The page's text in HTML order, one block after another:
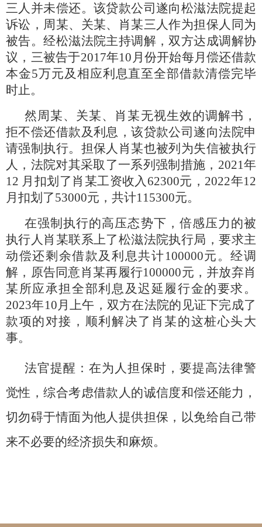
三人并未偿还。该贷款公司遂向松滋法院提起
诉讼，周某、关某、肖某三人作为担保人同为
被告。经松滋法院主持调解，双方达成调解协
议，三被告于2017年10月份开始每月偿还借款
本金5万元及相应利息直至全部借款清偿完毕
时止。
然周某、关某、肖某无视生效的调解书，
拒不偿还借款及利息，该贷款公司遂向法院申
请强制执行。担保人肖某也被列为失信被执行
人，法院对其采取了一系列强制措施， 2021年
12 月扣划了肖某工资收入62300元，2022年12
月扣划了53000元，共计115300元。
在强制执行的高压态势下，倍感压力的被
执行人肖某联系上了松滋法院执行局，要求主
动偿还剩余借款及利息共计100000元。经调
解，原告同意肖某再履行100000元，并放弃肖
某所应承担全部利息及迟延履行金的要求。
2023年10月上午，双方在法院的见证下完成了
款项的对接，顺利解决了肖某的这桩心头大
事。
法官提醒：在为人担保时，要提高法律警
觉性，综合考虑借款人的诚信度和偿还能力，
切勿碍于情面为他人提供担保，以免给自己带
来不必要的经济损失和麻烦。